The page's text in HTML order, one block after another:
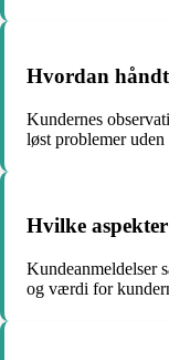
Hvordan
Kundernes
løst problemer
Hvilke
Kundeanmeldelser
og værdi for